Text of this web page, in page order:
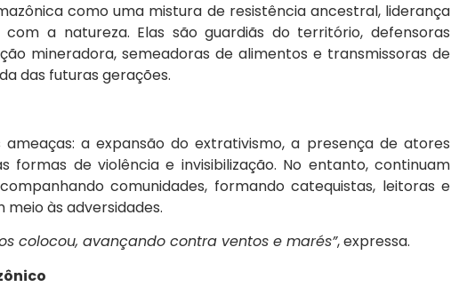
como uma mistura de resistência ancestral, liderança
a natureza. Elas são guardiãs do território, defensoras
mineradora, semeadoras de alimentos e transmissoras de
das futuras gerações.
a expansão do extrativismo, a presença de atores
formas de violência e invisibilização. No entanto, continuam
comunidades, formando catequistas, leitoras e
às adversidades.
colocou, avançando contra ventos e marés”, expressa.